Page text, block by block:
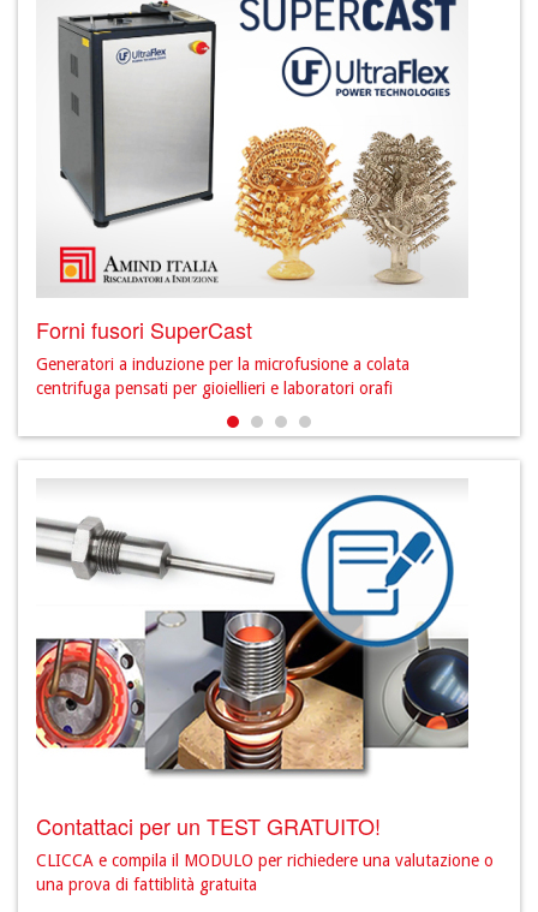
Forni fusori SuperCast
Generatori a induzione per la microfusione a colata
centrifuga pensati per gioiellieri e laboratori orafi
Contattaci per un TEST GRATUITO!
CLICCA e compila il MODULO per richiedere una valutazione o
una prova di fattiblità gratuita